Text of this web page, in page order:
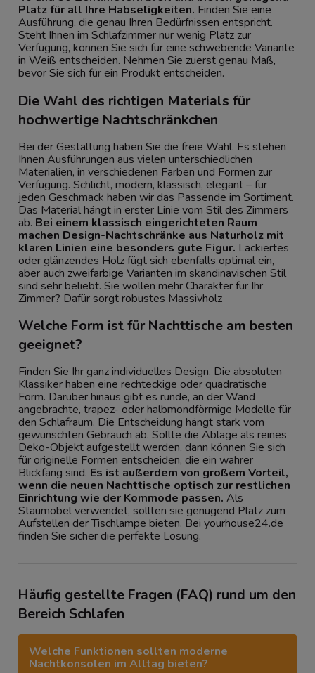
Platz für all Ihre Habseligkeiten. Finden Sie eine
Ausführung, die genau Ihren Bedürfnissen entspricht.
Steht Ihnen im Schlafzimmer nur wenig Platz zur
Verfügung, können Sie sich für eine schwebende Variante
in Weiß entscheiden. Nehmen Sie zuerst genau Maß,
bevor Sie sich für ein Produkt entscheiden.
Die Wahl des richtigen Materials für
hochwertige Nachtschränkchen
Bei der Gestaltung haben Sie die freie Wahl. Es stehen
Ihnen Ausführungen aus vielen unterschiedlichen
Materialien, in verschiedenen Farben und Formen zur
Verfügung. Schlicht, modern, klassisch, elegant – für
jeden Geschmack haben wir das Passende im Sortiment.
Das Material hängt in erster Linie vom Stil des Zimmers
ab. Bei einem klassisch eingerichteten Raum
machen Design-Nachtschränke aus Naturholz mit
klaren Linien eine besonders gute Figur. Lackiertes
oder glänzendes Holz fügt sich ebenfalls optimal ein,
aber auch zweifarbige Varianten im skandinavischen Stil
sind sehr beliebt. Sie wollen mehr Charakter für Ihr
Zimmer? Dafür sorgt robustes Massivholz
Welche Form ist für Nachttische am besten
geeignet?
Finden Sie Ihr ganz individuelles Design. Die absoluten
Klassiker haben eine rechteckige oder quadratische
Form. Darüber hinaus gibt es runde, an der Wand
angebrachte, trapez- oder halbmondförmige Modelle für
den Schlafraum. Die Entscheidung hängt stark vom
gewünschten Gebrauch ab. Sollte die Ablage als reines
Deko-Objekt aufgestellt werden, dann können Sie sich
für originelle Formen entscheiden, die ein wahrer
Blickfang sind. Es ist außerdem von großem Vorteil,
wenn die neuen Nachttische optisch zur restlichen
Einrichtung wie der Kommode passen. Als
Staumöbel verwendet, sollten sie genügend Platz zum
Aufstellen der Tischlampe bieten. Bei yourhouse24.de
finden Sie sicher die perfekte Lösung.
Häufig gestellte Fragen (FAQ) rund um den
Bereich Schlafen
Welche Funktionen sollten moderne
Nachtkonsolen im Alltag bieten?